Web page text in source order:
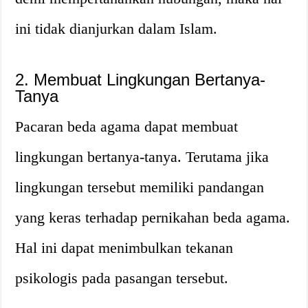
ini tidak dianjurkan dalam Islam.
2. Membuat Lingkungan Bertanya-
Tanya
Pacaran beda agama dapat membuat
lingkungan bertanya-tanya. Terutama jika
lingkungan tersebut memiliki pandangan
yang keras terhadap pernikahan beda agama.
Hal ini dapat menimbulkan tekanan
psikologis pada pasangan tersebut.